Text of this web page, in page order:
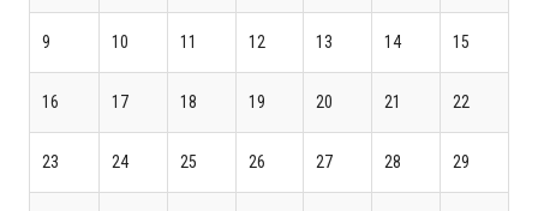
9 10 11 12 13 14 15
16 17 18 19 20 21 22
23 24 25 26 27 28 29